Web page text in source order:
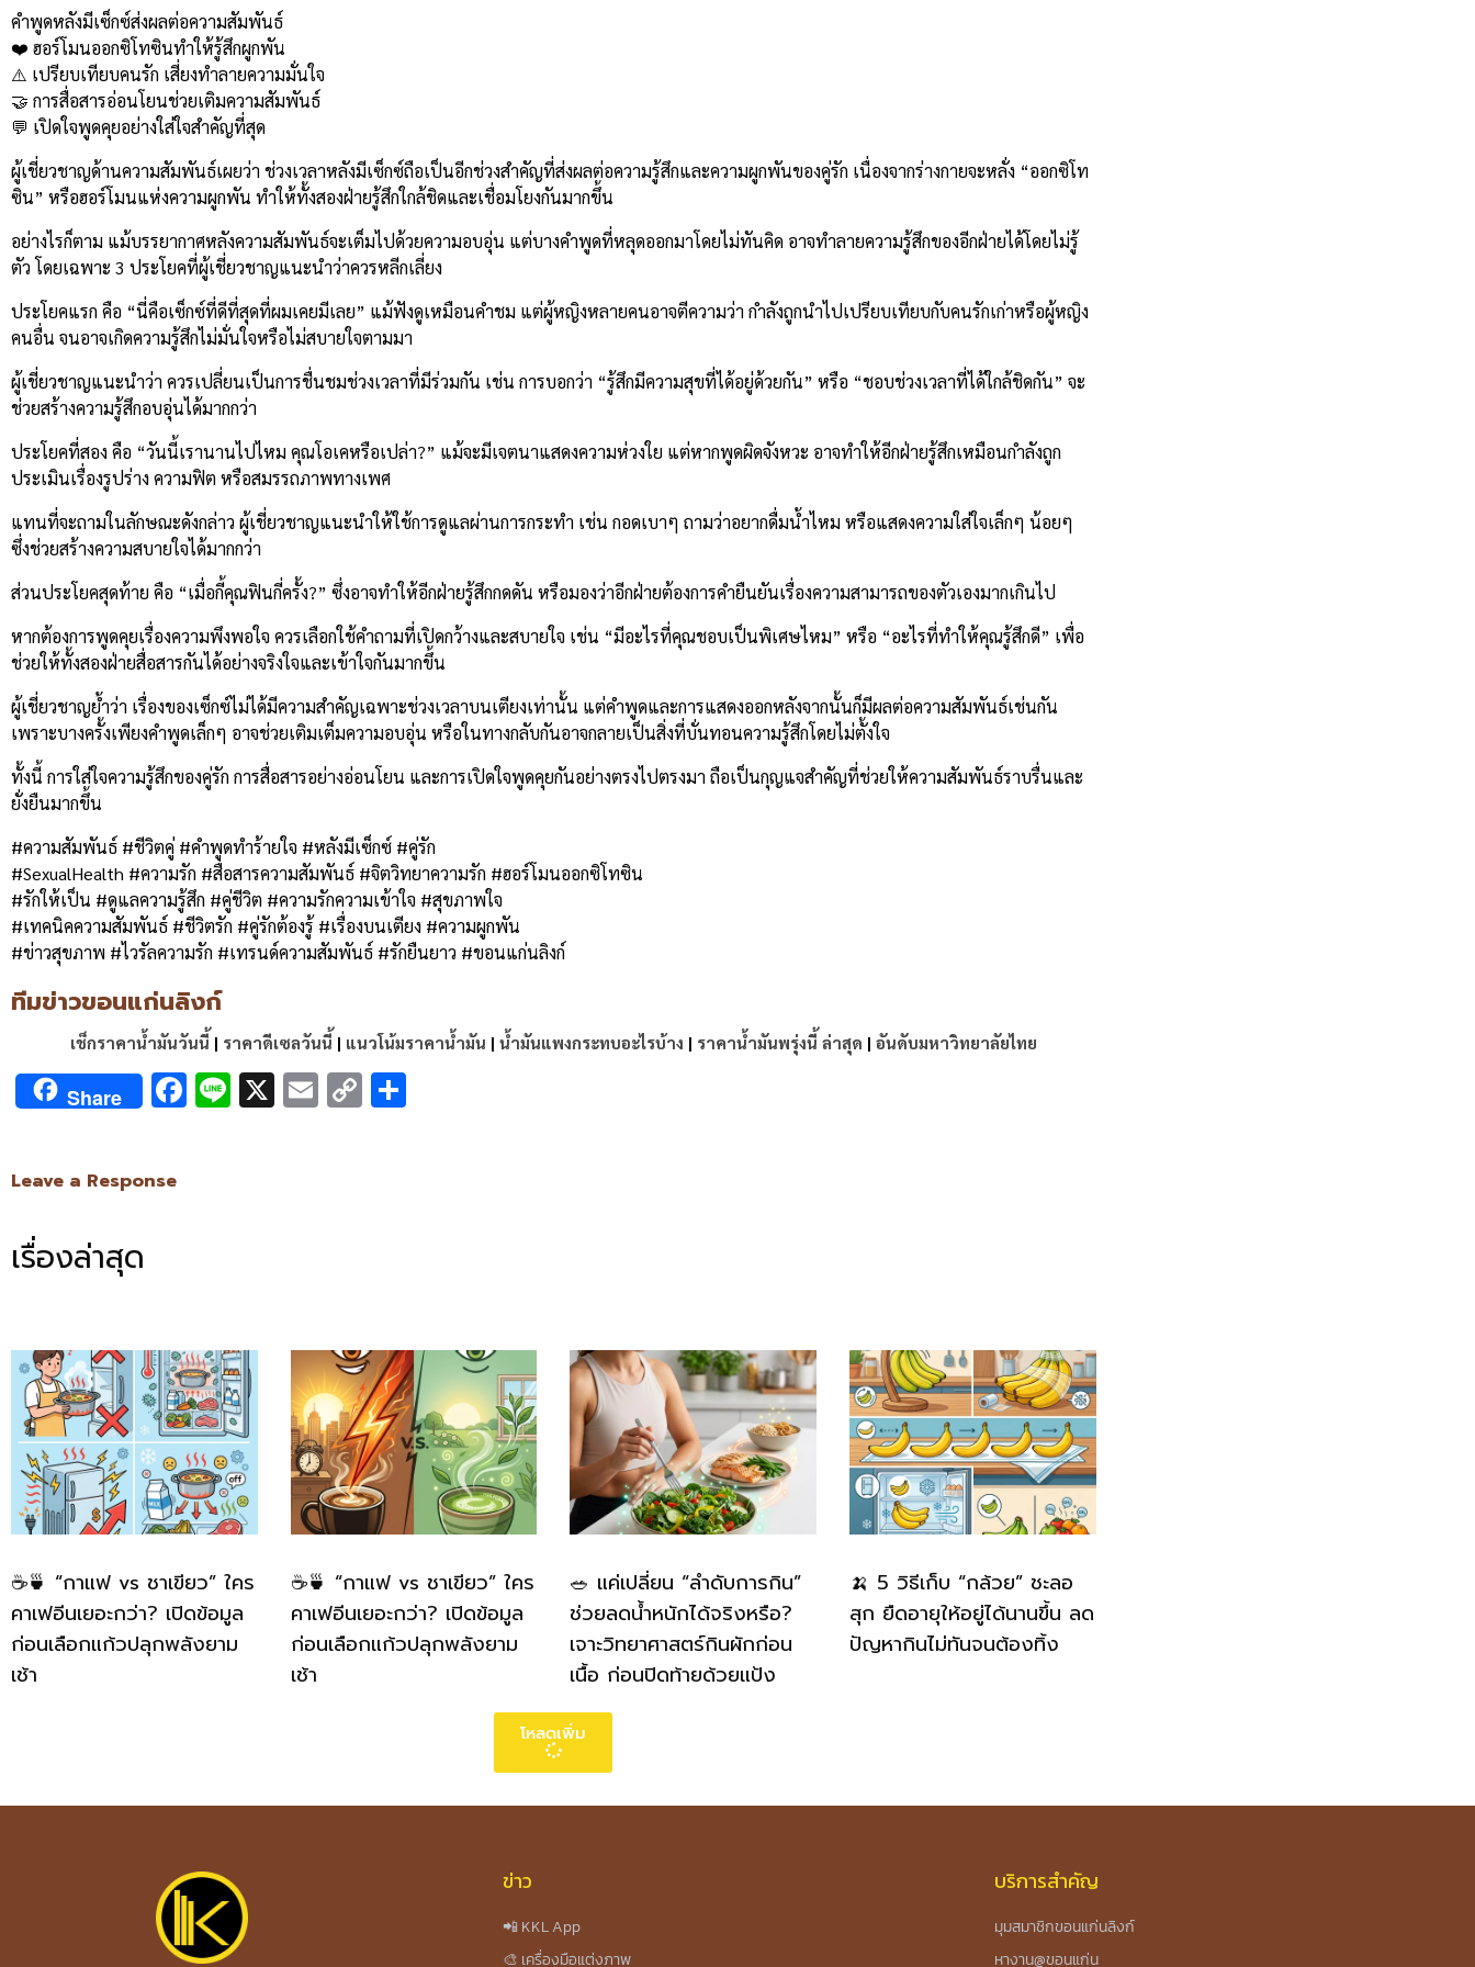
คำพูดหลังมีเซ็กซ์ส่งผลต่อความสัมพันธ์
❤️ ฮอร์โมนออกซิโทซินทำให้รู้สึกผูกพัน
⚠️ เปรียบเทียบคนรัก เสี่ยงทำลายความมั่นใจ
🤝 การสื่อสารอ่อนโยนช่วยเติมความสัมพันธ์
💬 เปิดใจพูดคุยอย่างใส่ใจสำคัญที่สุด
ผู้เชี่ยวชาญด้านความสัมพันธ์เผยว่า ช่วงเวลาหลังมีเซ็กซ์ถือเป็นอีกช่วงสำคัญที่ส่งผลต่อความรู้สึกและความผูกพันของคู่รัก เนื่องจากร่างกายจะหลั่ง “ออกซิโท
ซิน” หรือฮอร์โมนแห่งความผูกพัน ทำให้ทั้งสองฝ่ายรู้สึกใกล้ชิดและเชื่อมโยงกันมากขึ้น
อย่างไรก็ตาม แม้บรรยากาศหลังความสัมพันธ์จะเต็มไปด้วยความอบอุ่น แต่บางคำพูดที่หลุดออกมาโดยไม่ทันคิด อาจทำลายความรู้สึกของอีกฝ่ายได้โดยไม่รู้
ตัว โดยเฉพาะ 3 ประโยคที่ผู้เชี่ยวชาญแนะนำว่าควรหลีกเลี่ยง
ประโยคแรก คือ “นี่คือเซ็กซ์ที่ดีที่สุดที่ผมเคยมีเลย” แม้ฟังดูเหมือนคำชม แต่ผู้หญิงหลายคนอาจตีความว่า กำลังถูกนำไปเปรียบเทียบกับคนรักเก่าหรือผู้หญิง
คนอื่น จนอาจเกิดความรู้สึกไม่มั่นใจหรือไม่สบายใจตามมา
ผู้เชี่ยวชาญแนะนำว่า ควรเปลี่ยนเป็นการชื่นชมช่วงเวลาที่มีร่วมกัน เช่น การบอกว่า “รู้สึกมีความสุขที่ได้อยู่ด้วยกัน” หรือ “ชอบช่วงเวลาที่ได้ใกล้ชิดกัน” จะ
ช่วยสร้างความรู้สึกอบอุ่นได้มากกว่า
ประโยคที่สอง คือ “วันนี้เรานานไปไหม คุณโอเคหรือเปล่า?” แม้จะมีเจตนาแสดงความห่วงใย แต่หากพูดผิดจังหวะ อาจทำให้อีกฝ่ายรู้สึกเหมือนกำลังถูก
ประเมินเรื่องรูปร่าง ความฟิต หรือสมรรถภาพทางเพศ
แทนที่จะถามในลักษณะดังกล่าว ผู้เชี่ยวชาญแนะนำให้ใช้การดูแลผ่านการกระทำ เช่น กอดเบาๆ ถามว่าอยากดื่มน้ำไหม หรือแสดงความใส่ใจเล็กๆ น้อยๆ
ซึ่งช่วยสร้างความสบายใจได้มากกว่า
ส่วนประโยคสุดท้าย คือ “เมื่อกี้คุณฟินกี่ครั้ง?” ซึ่งอาจทำให้อีกฝ่ายรู้สึกกดดัน หรือมองว่าอีกฝ่ายต้องการคำยืนยันเรื่องความสามารถของตัวเองมากเกินไป
หากต้องการพูดคุยเรื่องความพึงพอใจ ควรเลือกใช้คำถามที่เปิดกว้างและสบายใจ เช่น “มีอะไรที่คุณชอบเป็นพิเศษไหม” หรือ “อะไรที่ทำให้คุณรู้สึกดี” เพื่อ
ช่วยให้ทั้งสองฝ่ายสื่อสารกันได้อย่างจริงใจและเข้าใจกันมากขึ้น
ผู้เชี่ยวชาญย้ำว่า เรื่องของเซ็กซ์ไม่ได้มีความสำคัญเฉพาะช่วงเวลาบนเตียงเท่านั้น แต่คำพูดและการแสดงออกหลังจากนั้นก็มีผลต่อความสัมพันธ์เช่นกัน
เพราะบางครั้งเพียงคำพูดเล็กๆ อาจช่วยเติมเต็มความอบอุ่น หรือในทางกลับกันอาจกลายเป็นสิ่งที่บั่นทอนความรู้สึกโดยไม่ตั้งใจ
ทั้งนี้ การใส่ใจความรู้สึกของคู่รัก การสื่อสารอย่างอ่อนโยน และการเปิดใจพูดคุยกันอย่างตรงไปตรงมา ถือเป็นกุญแจสำคัญที่ช่วยให้ความสัมพันธ์ราบรื่นและ
ยั่งยืนมากขึ้น
#ความสัมพันธ์ #ชีวิตคู่ #คำพูดทำร้ายใจ #หลังมีเซ็กซ์ #คู่รัก
#SexualHealth #ความรัก #สื่อสารความสัมพันธ์ #จิตวิทยาความรัก #ฮอร์โมนออกซิโทซิน
#รักให้เป็น #ดูแลความรู้สึก #คู่ชีวิต #ความรักความเข้าใจ #สุขภาพใจ
#เทคนิคความสัมพันธ์ #ชีวิตรัก #คู่รักต้องรู้ #เรื่องบนเตียง #ความผูกพัน
#ข่าวสุขภาพ #ไวรัลความรัก #เทรนด์ความสัมพันธ์ #รักยืนยาว #ขอนแก่นลิงก์
ทีมข่าวขอนแก่นลิงก์
เช็กราคาน้ำมันวันนี้ | ราคาดีเซลวันนี้ | แนวโน้มราคาน้ำมัน | น้ำมันแพงกระทบอะไรบ้าง | ราคาน้ำมันพรุ่งนี้ ล่าสุด | อันดับมหาวิทยาลัยไทย
Share Facebook
Line
X Email
Copy
Leave a Response
เรื่องล่าสุด
☕🍵 “กาแฟ vs ชาเขียว” ใคร
คาเฟอีนเยอะกว่า? เปิดข้อมูล
ก่อนเลือกแก้วปลุกพลังยาม
เช้า
☕🍵 “กาแฟ vs ชาเขียว” ใคร
คาเฟอีนเยอะกว่า? เปิดข้อมูล
ก่อนเลือกแก้วปลุกพลังยาม
เช้า
🥗 แค่เปลี่ยน “ลำดับการกิน”
ช่วยลดน้ำหนักได้จริงหรือ?
เจาะวิทยาศาสตร์กินผักก่อน
เนื้อ ก่อนปิดท้ายด้วยแป้ง
🍌 5 วิธีเก็บ “กล้วย” ชะลอ
สุก ยืดอายุให้อยู่ได้นานขึ้น ลด
ปัญหากินไม่ทันจนต้องทิ้ง
โหลดเพิ่ม
ข่าว
📲 KKL App
🎨 เครื่องมือแต่งภาพ
บริการสำคัญ
มุมสมาชิกขอนแก่นลิงก์
หางาน@ขอนแก่น